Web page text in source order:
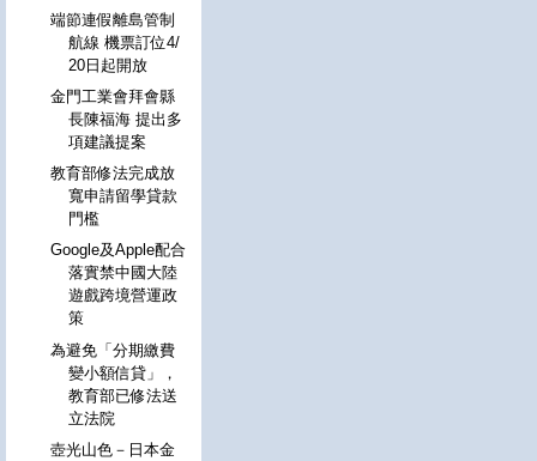
端節連假離島管制
航線 機票訂位4/
20日起開放
金門工業會拜會縣
長陳福海 提出多
項建議提案
教育部修法完成放
寬申請留學貸款
門檻
Google及Apple配合
落實禁中國大陸
遊戲跨境營運政
策
為避免「分期繳費
變小額信貸」，
教育部已修法送
立法院
壺光山色－日本金